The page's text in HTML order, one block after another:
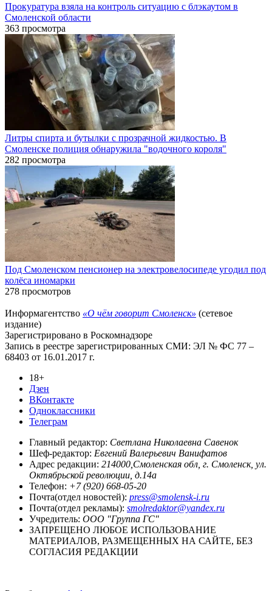
Прокуратура взяла на контроль ситуацию с блэкаутом в
Смоленской области
363 просмотра
Литры спирта и бутылки с прозрачной жидкостью. В
Смоленске полиция обнаружила "водочного короля"
282 просмотра
Под Смоленском пенсионер на электровелосипеде угодил под
колёса иномарки
278 просмотров
Информагентство «О чём говорит Смоленск» (сетевое
издание)
Зарегистрировано в Роскомнадзоре
Запись в реестре зарегистрированных СМИ: ЭЛ № ФС 77 –
68403 от 16.01.2017 г.
18+
Дзен
ВКонтакте
Одноклассники
Телеграм
Главный редактор: Светлана Николаевна Савенок
Шеф-редактор: Евгений Валерьевич Ванифатов
Адрес редакции: 214000,Смоленская обл, г. Смоленск, ул.
Октябрьской революции, д.14а
Телефон: +7 (920) 668-05-20
Почта(отдел новостей): press@smolensk-i.ru
Почта(отдел рекламы): smolredaktor@yandex.ru
Учредитель: ООО "Группа ГС"
ЗАПРЕЩЕНО ЛЮБОЕ ИСПОЛЬЗОВАНИЕ
МАТЕРИАЛОВ, РАЗМЕЩЕННЫХ НА САЙТЕ, БЕЗ
СОГЛАСИЯ РЕДАКЦИИ